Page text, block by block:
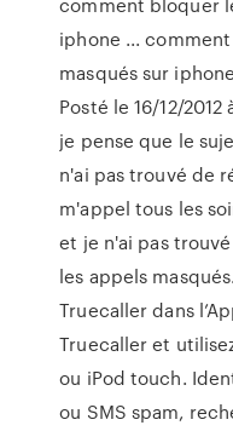
iphone ...
masqués sur
Posté le 16/12/
je pense que le
n'ai pas trouvé de
m'appel tous les
et je n'ai pas
les appels
‎Truecaller dans
Truecaller et
ou iPod touch.
ou SMS spam,